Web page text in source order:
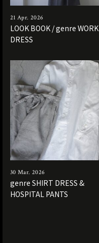
21 Apr. 2026
LOOK BOOK / genre WORK
DRESS
30 Mar. 2026
genre SHIRT DRESS &
HOSPITAL PANTS